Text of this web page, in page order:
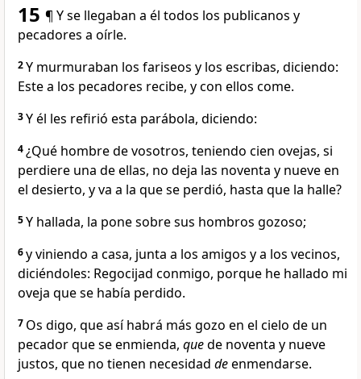
15 ¶ Y se llegaban a él todos los publicanos y
pecadores a oírle.
2Y murmuraban los fariseos y los escribas, diciendo:
Este a los pecadores recibe, y con ellos come.
3Y él les refirió esta parábola, diciendo:
4¿Qué hombre de vosotros, teniendo cien ovejas, si
perdiere una de ellas, no deja las noventa y nueve en
el desierto, y va a la que se perdió, hasta que la halle?
5Y hallada, la pone sobre sus hombros gozoso;
6y viniendo a casa, junta a los amigos y a los vecinos,
diciéndoles: Regocijad conmigo, porque he hallado mi
oveja que se había perdido.
7 Os digo, que así habrá más gozo en el cielo de un
pecador que se enmienda, quede noventa y nueve
justos, que no tienen necesidad deenmendarse.